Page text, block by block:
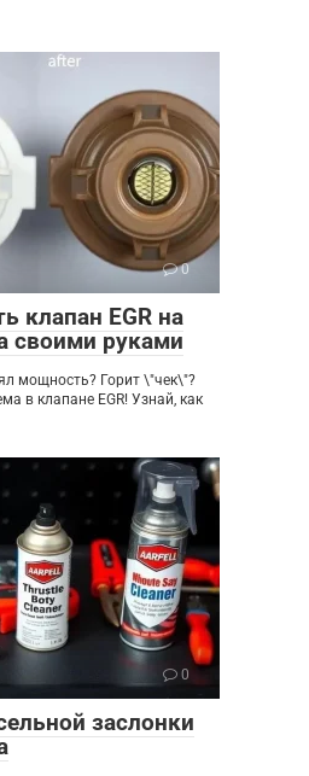
0
клапан EGR на
своими руками
мощность? Горит \"чек\"?
в клапане EGR! Узнай, как
0
заслонки